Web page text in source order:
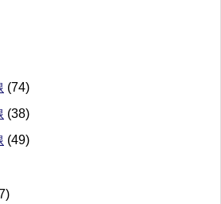
(74)
(38)
(49)